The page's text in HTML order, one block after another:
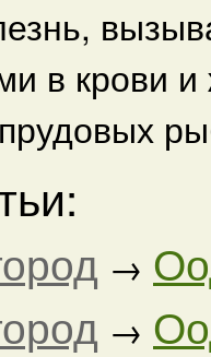
в крови и
→
→